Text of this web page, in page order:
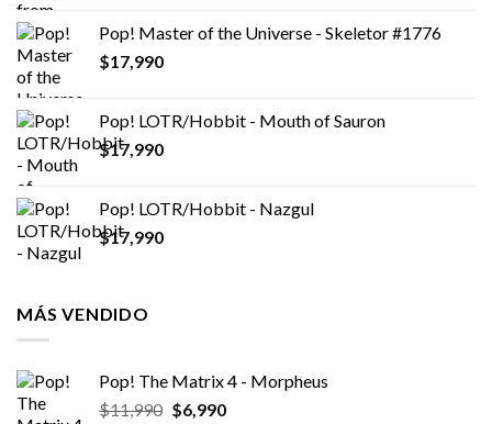
Pop! Master of the Universe - Skeletor #1776
$17,990
Pop! LOTR/Hobbit - Mouth of Sauron
$17,990
Pop! LOTR/Hobbit - Nazgul
$17,990
MÁS VENDIDO
Pop! The Matrix 4 - Morpheus
$11,990 El
$6,990El